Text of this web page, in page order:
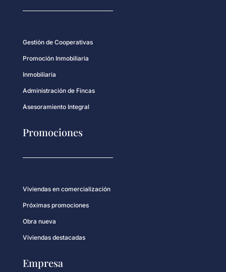
Gestión de Cooperativas
Promoción Inmobiliaria
Inmobiliaria
Administración de Fincas
Asesoramiento Integral
Promociones
Viviendas en comercialización
Próximas promociones
Obra nueva
Viviendas destacadas
Empresa